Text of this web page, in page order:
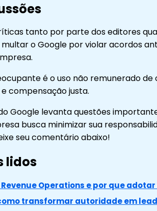
tanto por parte dos editores
o Google por violar acordos
é o uso não remunerado
compensação justa.
Google levanta questões
busca minimizar sua
seu comentário abaixo!
lidos
Revenue Operations e por que
transformar autoridade em